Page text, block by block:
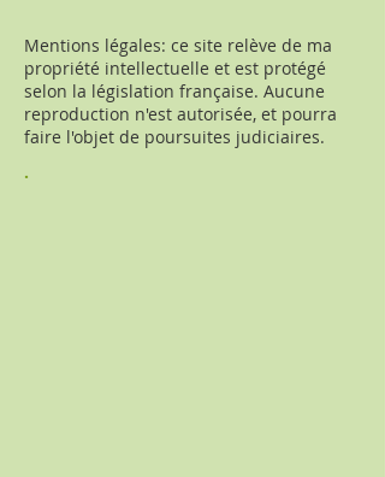
Mentions légales: ce site relève de ma
propriété intellectuelle et est protégé
selon la législation française. Aucune
reproduction n'est autorisée, et pourra
faire l'objet de poursuites judiciaires.
.